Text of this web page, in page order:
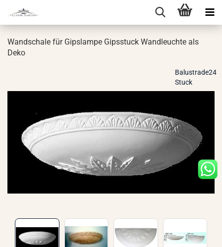
Wand­scha­le für Gips­lam­pe Gips­stuck Wand­leuch­te als
Deko
Balustrade24
Stuck